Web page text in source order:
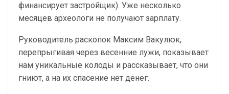
финансирует застройщик). Уже несколько
месяцев археологи не получают зарплату.
Руководитель раскопок Максим Вакулюк,
перепрыгивая через весенние лужи, показывает
нам уникальные колоды и рассказывает, что они
гниют, а на их спасение нет денег.